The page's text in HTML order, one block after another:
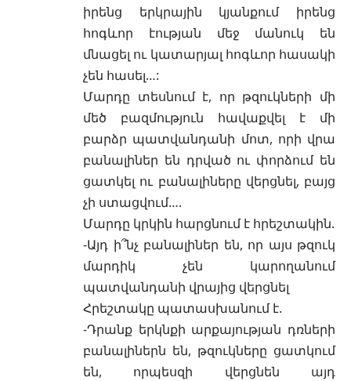
իրենց երկրային կյանքում իրենց
հոգևոր էության մեջ մանուկ են
մնացել ու կատարյալ հոգևոր հասակի
չեն հասել…:
Մարդը տեսնում է, որ թզուկների մի
մեծ բազմություն հավաքվել է մի
բարձր պատվանդանի մոտ, որի վրա
բանալիներ են դրված ու փորձում են
ցատկել ու բանալիները վերցնել, բայց
չի ստացվում….
Մարդը կրկին հարցնում է հրեշտակին.
-Այդ ի՞նչ բանալիներ են, որ այս թզուկ
մարդիկ չեն կարողանում
պատվանդանի վրայից վերցնել
Հրեշտակը պատասխանում է.
-Դրանք երկնքի արքայության դռների
բանալիներն են, թզուկները ցատկում
են, որպեսզի վերցնեն այդ